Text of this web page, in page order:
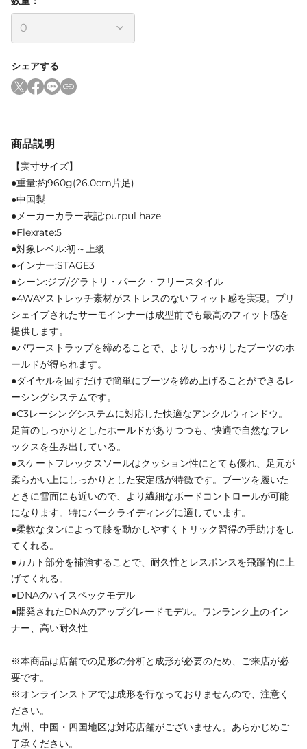
シェアする
商品説明
【実寸サイズ】
●重量:約960g(26.0cm片足)
●中国製
●メーカーカラー表記:purpul haze
●Flexrate:5
●対象レベル:初～上級
●インナー:STAGE3
●シーン:ジブ/グラトリ・パーク・フリースタイル
●4WAYストレッチ素材がストレスのないフィット感を実現。プリ
シェイプされたサーモインナーは成型前でも最高のフィット感を
提供します。
●パワーストラップを締めることで、よりしっかりしたブーツのホ
ールドが得られます。
●ダイヤルを回すだけで簡単にブーツを締め上げることができるレ
ーシングシステムです。
●C3レーシングシステムに対応した快適なアンクルウィンドウ。
足首のしっかりとしたホールドがありつつも、快適で自然なフレ
ックスを生み出している。
●スケートフレックスソールはクッション性にとても優れ、足元が
柔らかい上にしっかりとした安定感が特徴です。ブーツを履いた
ときに雪面にも近いので、より繊細なボードコントロールが可能
になります。特にパークライディングに適しています。
●柔軟なタンによって膝を動かしやすくトリック習得の手助けをし
てくれる。
●カカト部分を補強することで、耐久性とレスポンスを飛躍的に上
げてくれる。
●DNAのハイスペックモデル
●開発されたDNAのアップグレードモデル。ワンランク上のイン
ナー、高い耐久性
※本商品は店舗での足形の分析と成形が必要のため、ご来店が必
要です。
※オンラインストアでは成形を行なっておりませんので、注意く
ださい。
九州、中国・四国地区は対応店舗がございません。あらかじめご
了承ください。